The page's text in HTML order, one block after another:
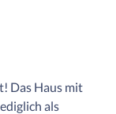
Das Haus mit
als